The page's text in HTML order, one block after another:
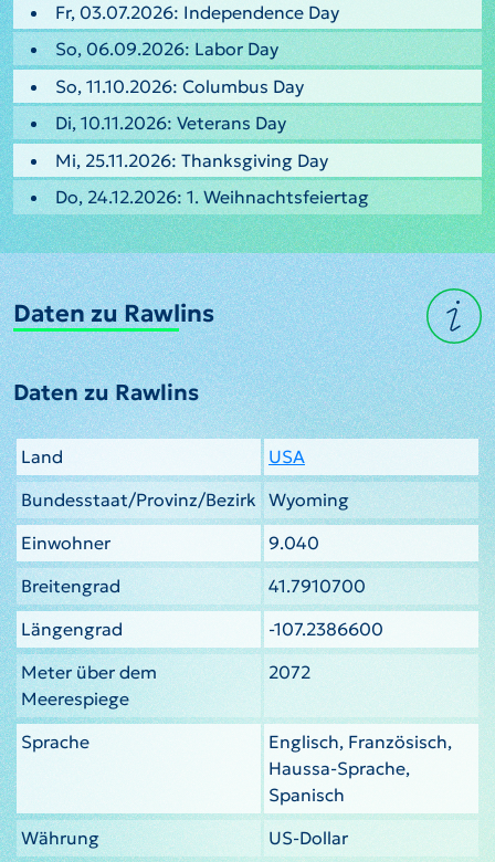
Fr, 03.07.2026: Independence Day
So, 06.09.2026: Labor Day
So, 11.10.2026: Columbus Day
Di, 10.11.2026: Veterans Day
Mi, 25.11.2026: Thanksgiving Day
Do, 24.12.2026: 1. Weihnachtsfeiertag
Daten zu Rawlins
Daten zu Rawlins
Land
USA
Bundesstaat/Provinz/Bezirk Wyoming
Einwohner
9.040
Breitengrad
41.7910700
Längengrad
-107.2386600
Meter über dem
Meerespiege
2072
Sprache
Englisch, Französisch,
Haussa-Sprache,
Spanisch
Währung
US-Dollar